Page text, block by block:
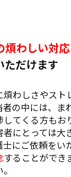
煩わしい対
ただけます
わしさやスト
者の中には、ま
てくる方もお
にとっては大
にご依頼をい
することができ